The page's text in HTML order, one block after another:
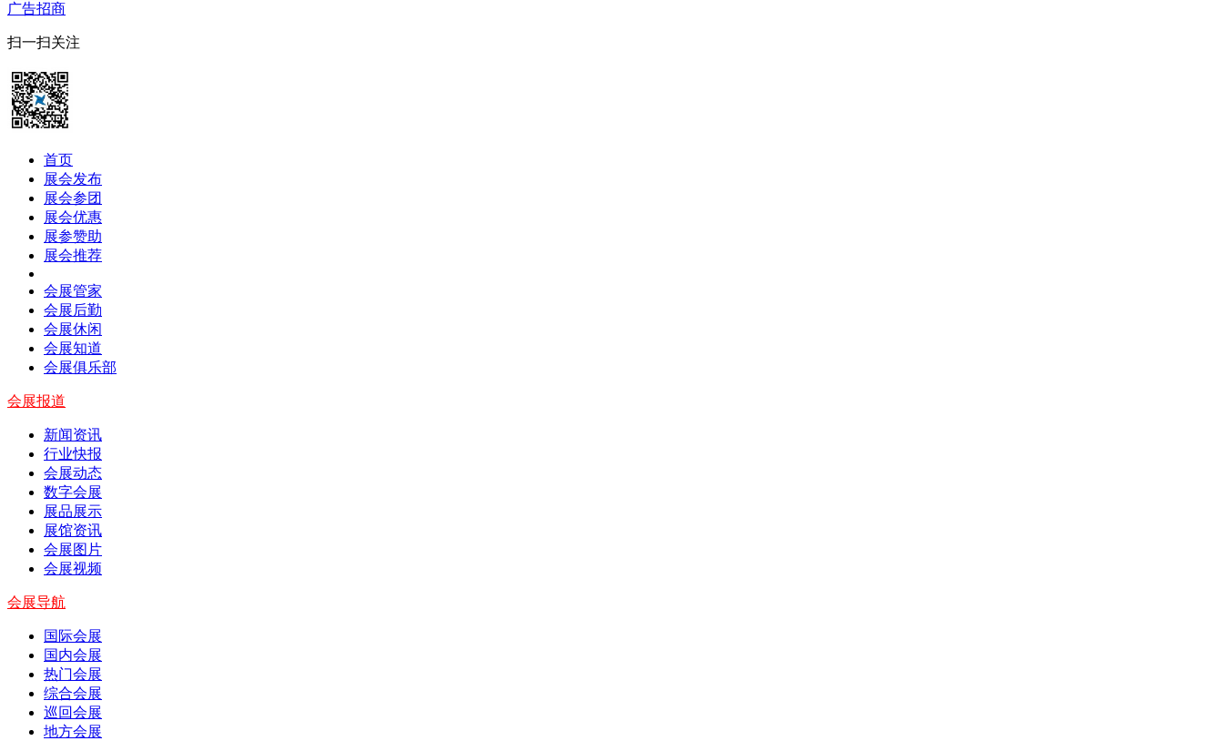
广告招商
扫一扫关注
首页
展会发布
展会参团
展会优惠
展参赞助
展会推荐
会展管家
会展后勤
会展休闲
会展知道
会展俱乐部
会展报道
新闻资讯
行业快报
会展动态
数字会展
展品展示
展馆资讯
会展图片
会展视频
会展导航
国际会展
国内会展
热门会展
综合会展
巡回会展
地方会展